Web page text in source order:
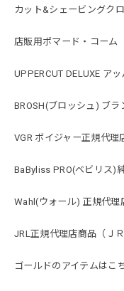
カット&シェービングク
店販用ポマード・コーム
UPPERCUT DELUXE ア
BROSH(ブロッシュ) ブラ
VGR ボイジャー正規代理
BaByliss PRO(ベビリス)
Wahl(ウォール) 正規代理
JRL正規代理店商品（Ｊ
ゴールドのアイテムはこ